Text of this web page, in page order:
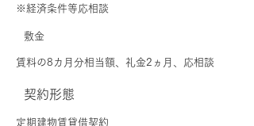
※経済条件等応相談
敷金
賃料の8カ月分相当額、礼金2ヵ月、応相談
契約形態
定期建物賃貸借契約